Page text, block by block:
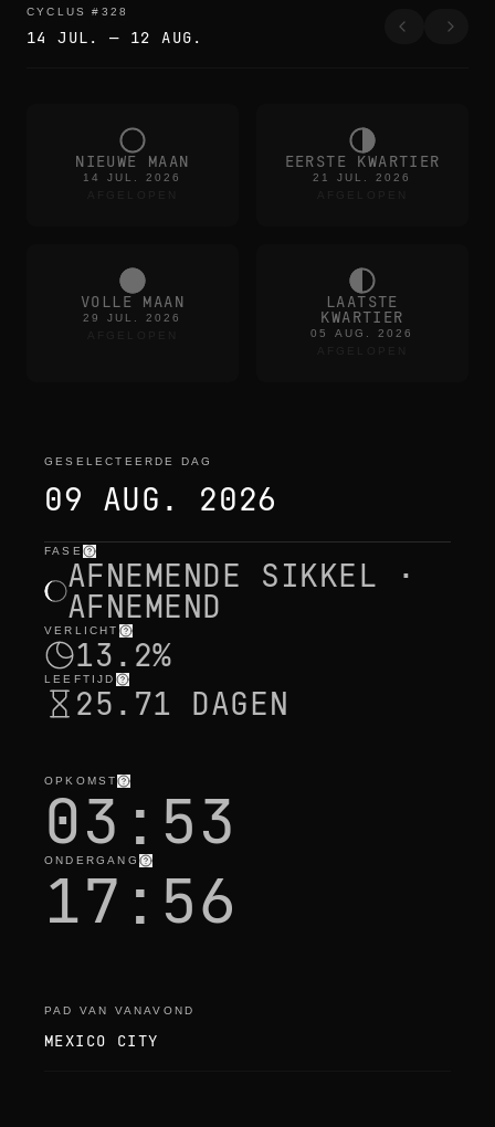
i
k
CYCLUS # 328
14 JUL. — 12 AUG.
NIEUWE MAAN
14 JUL. 2026
EERSTE KWARTIER
21 JUL. 2026
VOLLE MAAN
29 JUL. 2026
LAATSTE
KWARTIER
05 AUG. 2026
GESELECTEERDE DAG
09 AUG. 2026
geselecteerde dag
FASE
AFNEMENDE SIKKEL ·
AFNEMEND
VERLICHT
13.2%
LEEFTIJD
25.71 DAGEN
OPKOMST
03:53
ONDERGANG
17:56
PAD VAN VANAVOND
MEXICO CITY